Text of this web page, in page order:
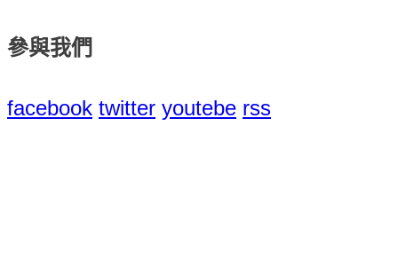
參與我們
facebook twitter youtebe rss